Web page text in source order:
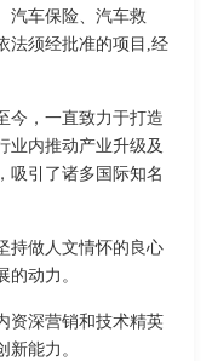
汽车保险、汽车救
法须经批准的项目,经
今，一直致力于打造
业内推动产业升级及
吸引了诸多国际知名
持做人文情怀的良心
动力。
资深营销和技术精英
能力。